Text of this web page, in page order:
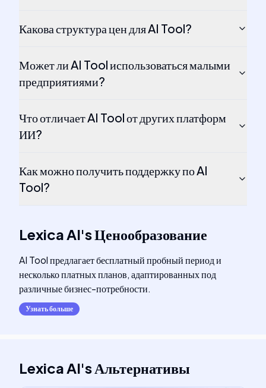
Какова структура цен для AI Tool?
Может ли AI Tool использоваться малыми
предприятиями?
Что отличает AI Tool от других платформ
ИИ?
Как можно получить поддержку по AI
Tool?
Lexica AI'sЦенообразование
AI Tool предлагает бесплатный пробный период и
несколько платных планов, адаптированных под
различные бизнес-потребности.
Узнать больше
Lexica AI'sАльтернативы